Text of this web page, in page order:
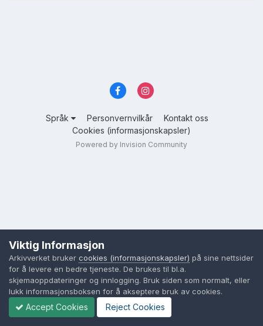
Språk Personvernvilkår
Kontakt oss
Cookies (informasjonskapsler)
Powered by Invision Community
Viktig Informasjon
Arkivverket bruker cookies (informasjonskapsler) på sine nettsider
for å levere en bedre tjeneste. De brukes til bl.a.
skjemaoppdateringer og innlogging. Bruk siden som normalt, eller
lukk informasjonsboksen for å akseptere bruk av cookies.
Accept Cookies Reject Cookies